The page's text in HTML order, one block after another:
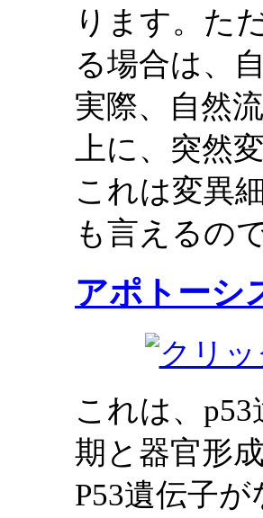
ります。た
る場合は、
実際、自然
上に、突然
これは変異
も言えるの
アポトーシ
これは、
期と器官形
P53遺伝子